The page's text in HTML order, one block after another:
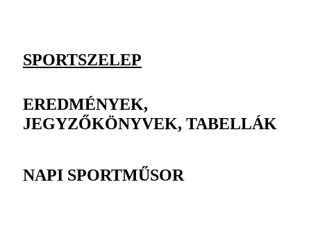
SPORTSZELEP
EREDMÉNYEK,
JEGYZŐKÖNYVEK, TABELLÁK
NAPI SPORTMŰSOR